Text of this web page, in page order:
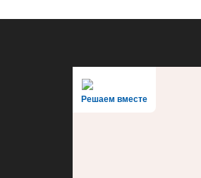
Решаем вместе